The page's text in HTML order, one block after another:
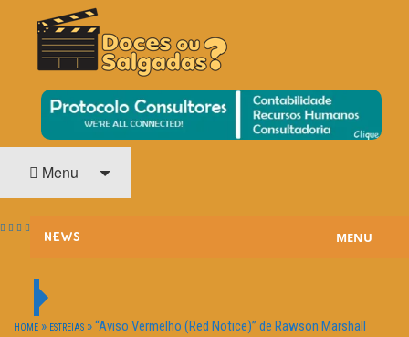
DOCES OU SALGADAS?
O Cinema? Uma Paixão!!
Menu
NEWS
PASSATEMPOS
MENU
HOME » ESTREIAS »“Aviso Vermelho (Red Notice)” de Rawson Marshall